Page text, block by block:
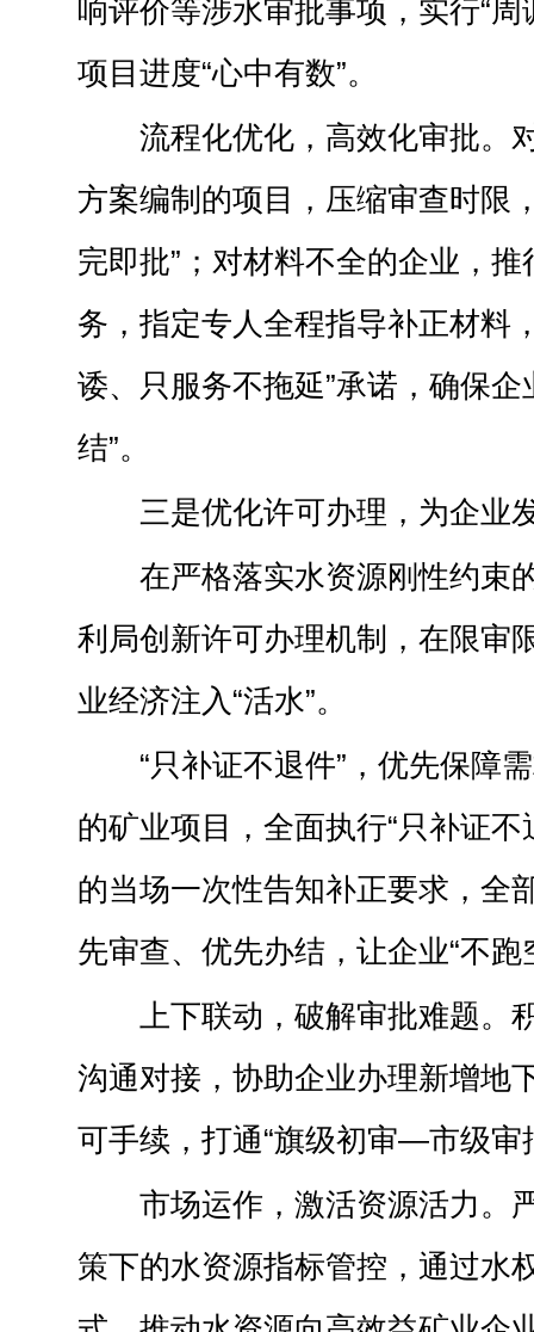
响评价等涉水审批事项，实行“
项目进度“心中有数”。
流程化优化，高效化审批。
方案编制的项目，压缩审查时限
完即批”；对材料不全的企业，推
务，指定专人全程指导补正材料
诿、只服务不拖延”承诺，确保企
结”。
三是优化许可办理，为企业
在严格落实水资源刚性约束
利局创新许可办理机制，在限审
业经济注入“活水”。
“只补证不退件”，优先保障
的矿业项目，全面执行“只补证
的当场一次性告知补正要求，全
先审查、优先办结，让企业“不跑
上下联动，破解审批难题。
沟通对接，协助企业办理新增地
可手续，打通“旗级初审—市级审
市场运作，激活资源活力。
策下的水资源指标管控，通过水